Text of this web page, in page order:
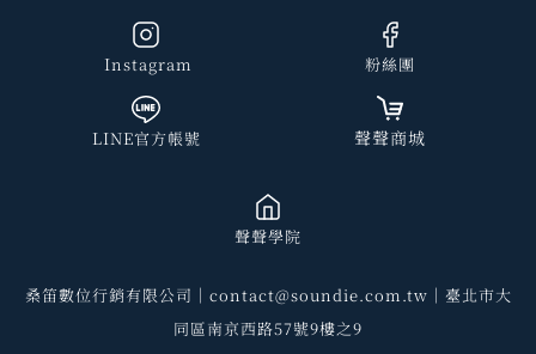
Instagram
LINE官方帳號
粉絲團
聲聲商城
聲聲學院
桑笛數位行銷有限公司｜contact@soundie.com.tw｜臺北市大
同區南京西路57號9樓之9